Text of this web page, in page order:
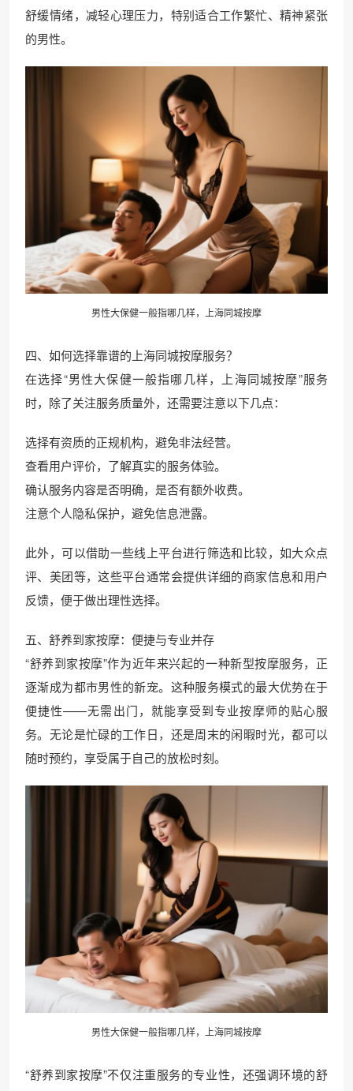
舒缓情绪，减轻心理压力，特别适合工作繁忙、精神紧张
的男性。
男性大保健一般指哪几样，上海同城按摩
四、如何选择靠谱的上海同城按摩服务？
在选择“男性大保健一般指哪几样，上海同城按摩”服务
时，除了关注服务质量外，还需要注意以下几点：
选择有资质的正规机构，避免非法经营。
查看用户评价，了解真实的服务体验。
确认服务内容是否明确，是否有额外收费。
注意个人隐私保护，避免信息泄露。
此外，可以借助一些线上平台进行筛选和比较，如大众点
评、美团等，这些平台通常会提供详细的商家信息和用户
反馈，便于做出理性选择。
五、舒养到家按摩：便捷与专业并存
“舒养到家按摩”作为近年来兴起的一种新型按摩服务，正
逐渐成为都市男性的新宠。这种服务模式的最大优势在于
便捷性——无需出门，就能享受到专业按摩师的贴心服
务。无论是忙碌的工作日，还是周末的闲暇时光，都可以
随时预约，享受属于自己的放松时刻。
男性大保健一般指哪几样，上海同城按摩
“舒养到家按摩”不仅注重服务的专业性，还强调环境的舒